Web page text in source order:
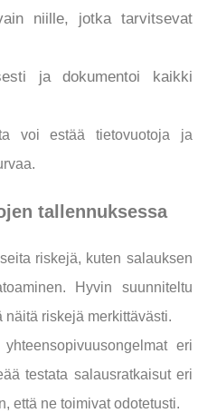
niille, jotka tarvitsevat
ja dokumentoi kaikki
voi estää tietovuotoja ja
tallennuksessa
riskejä, kuten salauksen
Hyvin suunniteltu
riskejä merkittävästi.
eri
testata salausratkaisut eri
että ne toimivat odotetusti.